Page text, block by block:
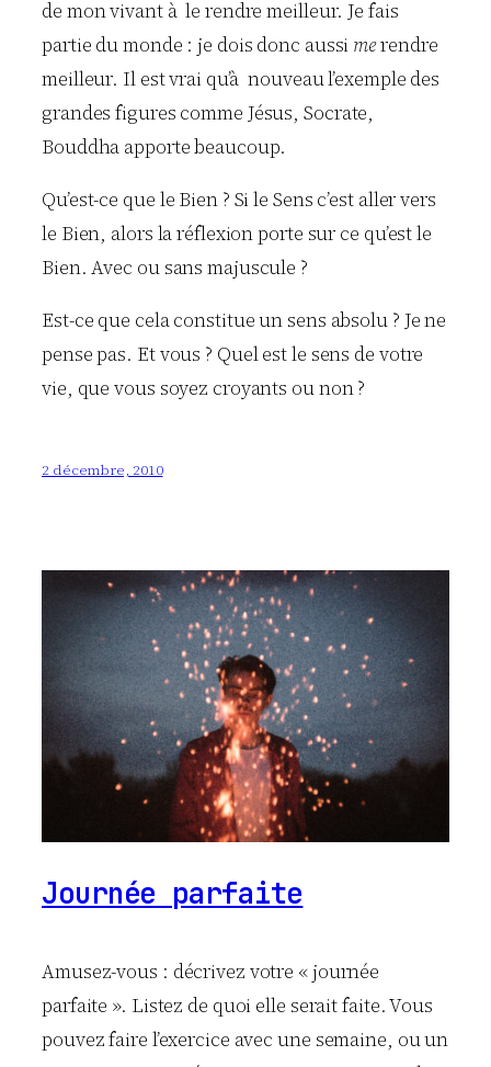
de mon vivant à le rendre meilleur. Je fais
partie du monde : je dois donc aussi merendre
meilleur. Il est vrai qu’à nouveau l’exemple des
grandes figures comme Jésus, Socrate,
Bouddha apporte beaucoup.
Qu’est-ce que le Bien ? Si le Sens c’est aller vers
le Bien, alors la réflexion porte sur ce qu’est le
Bien. Avec ou sans majuscule ?
Est-ce que cela constitue un sens absolu ? Je ne
pense pas. Et vous ? Quel est le sens de votre
vie, que vous soyez croyants ou non ?
2 décembre, 2010
Journée parfaite
Amusez-vous : décrivez votre « journée
parfaite ». Listez de quoi elle serait faite. Vous
pouvez faire l’exercice avec une semaine, ou un